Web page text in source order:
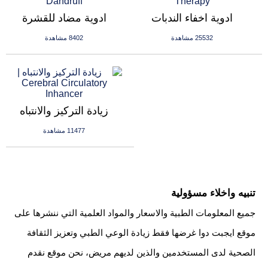
ادوية مضاد للقشرة
8402 مشاهدة
ادوية اخفاء الندبات
25532 مشاهدة
زيادة التركيز والانتباه
11477 مشاهدة
تنبيه واخلاء مسؤولية
جميع المعلومات الطبية والاسعار والمواد العلمية التي ننشرها على
موقع ايجبت دوا غرضها فقط زيادة الوعي الطبي وتعزيز الثقافة
الصحية لدى المستخدمين والذين لديهم مريض، نحن موقع نقدم